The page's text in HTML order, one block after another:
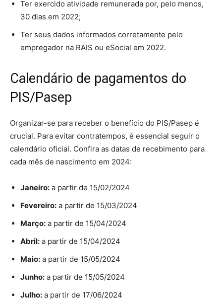
Ter exercido atividade remunerada por, pelo menos,
30 dias em 2022;
Ter seus dados informados corretamente pelo
empregador na RAIS ou eSocial em 2022.
Calendário de pagamentos do
PIS/Pasep
Organizar-se para receber o benefício do PIS/Pasep é
crucial. Para evitar contratempos, é essencial seguir o
calendário oficial. Confira as datas de recebimento para
cada mês de nascimento em 2024:
Janeiro: a partir de 15/02/2024
Fevereiro: a partir de 15/03/2024
Março: a partir de 15/04/2024
Abril: a partir de 15/04/2024
Maio: a partir de 15/05/2024
Junho: a partir de 15/05/2024
Julho: a partir de 17/06/2024